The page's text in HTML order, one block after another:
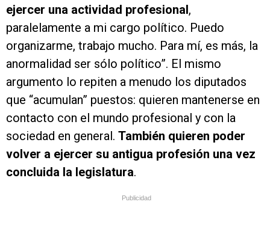
ejercer una actividad profesional,
paralelamente a mi cargo político. Puedo
organizarme, trabajo mucho. Para mí, es más, la
anormalidad ser sólo político”. El mismo
argumento lo repiten a menudo los diputados
que “acumulan” puestos: quieren mantenerse en
contacto con el mundo profesional y con la
sociedad en general. También quieren poder
volver a ejercer su antigua profesión una vez
concluida la legislatura.
Publicidad